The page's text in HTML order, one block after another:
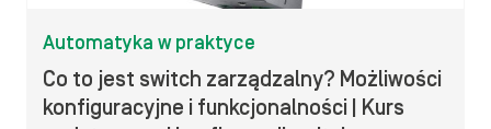
Automatyka w praktyce
Co to jest switch zarządzalny? Możliwości
konfiguracyjne i funkcjonalności | Kurs